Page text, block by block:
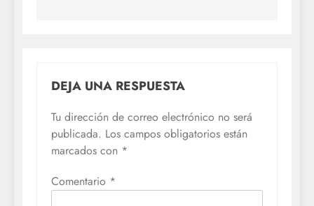
DEJA UNA RESPUESTA
Tu dirección de correo electrónico no será
publicada. Los campos obligatorios están
marcados con *
Comentario *